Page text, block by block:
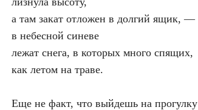
а там закат отложен в долгий ящик, —
в небесной синеве
лежат снега, в которых много спящих,
как летом на траве.
Еще не факт, что выйдешь на прогулку